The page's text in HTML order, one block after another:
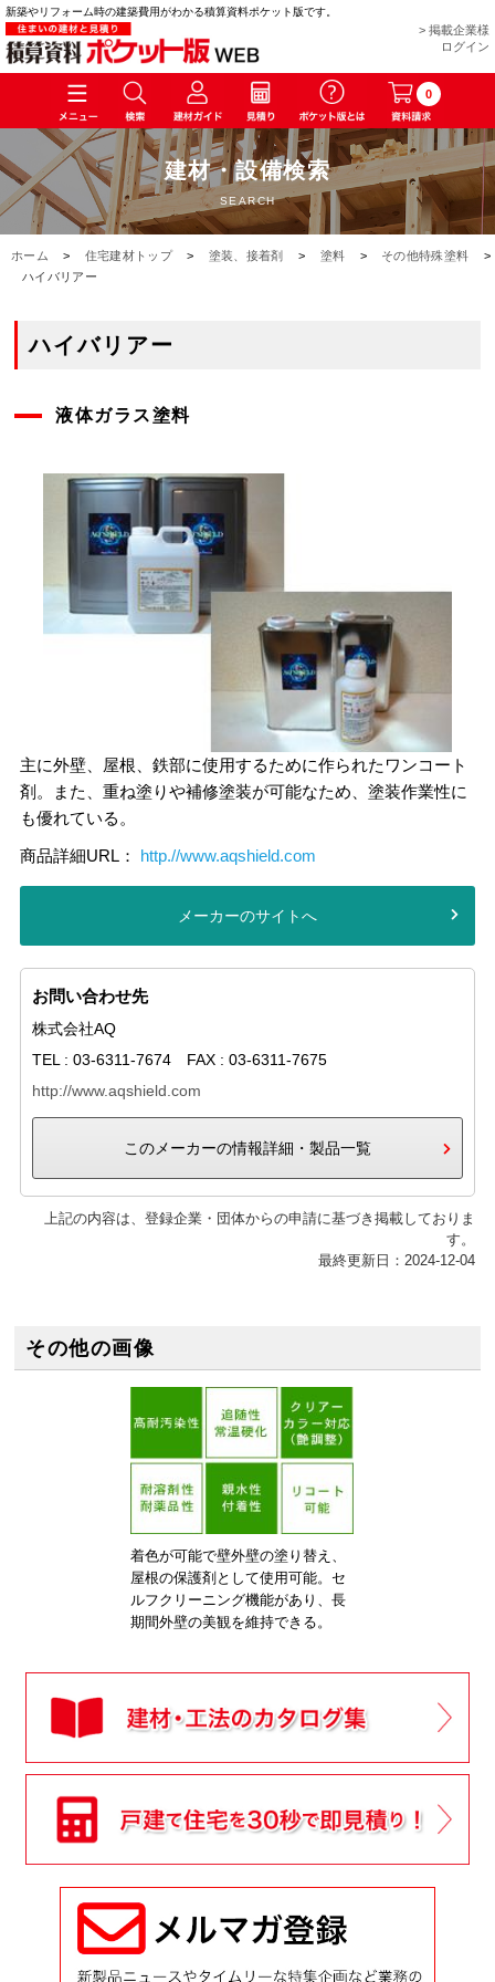
新築やリフォーム時の建築費用がわかる積算資料ポケット版です。
> 掲載企業様
ログイン
0
建材・設備検索
SEARCH
ホーム > 住宅建材トップ > 塗装、接着剤 > 塗料 > その他特殊塗料
>
ハイバリアー
ハイバリアー
液体ガラス塗料
主に外壁、屋根、鉄部に使用するために作られたワンコート
剤。また、重ね塗りや補修塗装が可能なため、塗装作業性に
も優れている。
商品詳細URL： http.//www.aqshield.com
メーカーのサイトへ
お問い合わせ先
株式会社AQ
TEL : 03-6311-7674 FAX : 03-6311-7675
http://www.aqshield.com
このメーカーの情報詳細・製品一覧
上記の内容は、登録企業・団体からの申請に基づき掲載しておりま
す。
最終更新日：2024-12-04
その他の画像
着色が可能で壁外壁の塗り替え、
屋根の保護剤として使用可能。セ
ルフクリーニング機能があり、長
期間外壁の美観を維持できる。